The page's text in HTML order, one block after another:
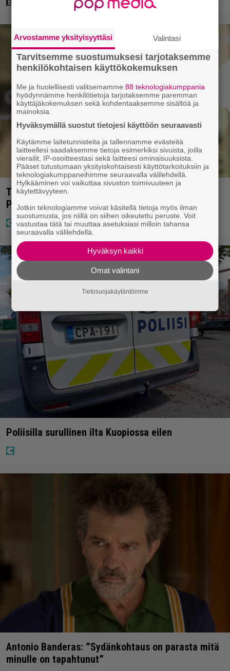
Tältä näyttää Vappu Pimiän perhelomalla
Portugalissa – ”Kaunis mekko”
Poliisilla surullinen ilta Kuopiossa eilen
Antonio Banderas: ”Sydänkohtaus on parasta mitä
minulle on tapahtunut”
Arvostamme yksityisyyttäsi Valintasi
Tarvitsemme suostumuksesi tarjotaksemme
henkilökohtaisen käyttökokemuksen
Me ja huolellisesti valitsemamme88 teknologiakumppania
hyödynnämme henkilötietoja tarjotaksemme paremman
käyttäjäkokemuksen sekä kohdentaaksemme sisältöä ja
mainoksia.
Hyväksymällä suostut tietojesi käyttöön seuraavasti
Käytämme laitetunnisteita ja tallennamme evästeitä
laitteellesi saadaksemme tietoja esimerkiksi sivuista, joilla
vierailit, IP-osoitteestasi sekä laitteesi ominaisuuksista.
Pääset tutustumaan yksityiskohtaisesti käyttötarkoituksiin ja
teknologiakumppaneihimme seuraavalla välilehdellä.
Hylkääminen voi vaikuttaa sivuston toimivuuteen ja
käytettävyyteen.
Jotkin teknologiamme voivat käsitellä tietoja myös ilman
suostumusta, jos niillä on siihen oikeutettu peruste. Voit
vastustaa tätä tai muuttaa asetuksiasi milloin tahansa
seuraavalla välilehdellä.
Hyväksyn kaikki
Omat valintani
Tietosuojakäytäntömme